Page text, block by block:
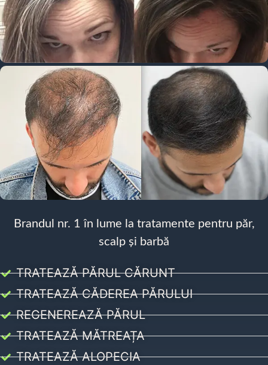
Brandul nr. 1 în lume la tratamente pentru păr,
scalp și barbă
TRATEAZĂ PĂRUL CĂRUNT
TRATEAZĂ CĂDEREA PĂRULUI
REGENEREAZĂ PĂRUL
TRATEAZĂ MĂTREAȚA
TRATEAZĂ ALOPECIA